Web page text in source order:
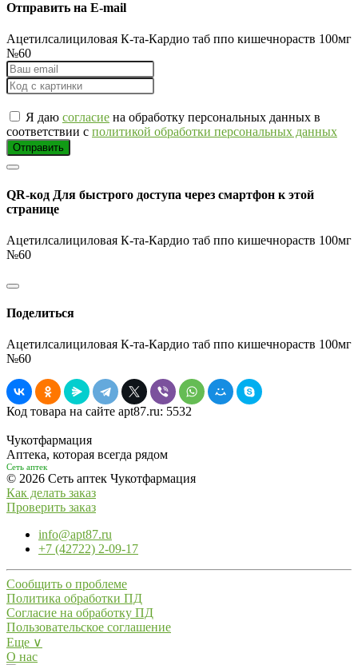
Отправить на E-mail
Ацетилсалициловая К-та-Кардио таб ппо кишечнораств 100мг
№60
Я даю согласие на обработку персональных данных в
соответствии с политикой обработки персональных данных
Отправить
QR-код Для быстрого доступа через смартфон к этой
странице
Ацетилсалициловая К-та-Кардио таб ппо кишечнораств 100мг
№60
Поделиться
Ацетилсалициловая К-та-Кардио таб ппо кишечнораств 100мг
№60
Код товара на сайте apt87.ru: 5532
Чукотфармация
Аптека, которая всегда рядом
Сеть аптек
© 2026 Сеть аптек Чукотфармация
Как делать заказ
Проверить заказ
info@apt87.ru
+7 (42722) 2-09-17
Сообщить о проблеме
Политика обработки ПД
Согласие на обработку ПД
Пользовательское соглашение
Еще ∨
О нас